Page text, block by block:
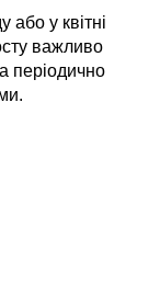
або у квітні
важливо
періодично